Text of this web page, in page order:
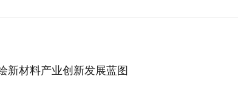
新材料产业创新发展蓝图